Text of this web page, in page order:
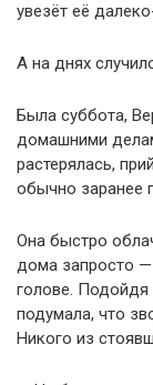
увезёт её
А на днях
Была суббота,
домашними
растерялась,
обычно заранее
Она быстро
дома запросто
голове. Подойдя
подумала, что
Никого из